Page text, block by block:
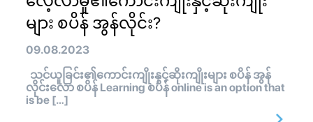
များ စပိန် အွန်လိုင်း?
09.08.2023
သင်ယူခြင်း၏ကောင်းကျိုးနှင့်ဆိုးကျိုးများ စပိန် အွန်
လိုင်းလော စပိန် Learning စပိန် online is an option that
is be […]